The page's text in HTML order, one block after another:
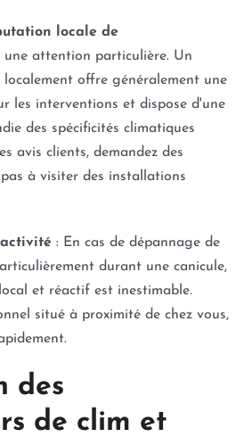
locale de
une attention particulière. Un
offre généralement une
les interventions et dispose d'une
des spécificités climatiques
avis clients, demandez des
à visiter des installations
: En cas de dépannage de
durant une canicule,
et réactif est inestimable.
situé à proximité de chez vous,
des
de clim et